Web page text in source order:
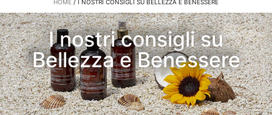
HOME / I NOSTRI CONSIGLI SU BELLEZZA E BENESSERE
I nostri consigli su
Bellezza e Benessere